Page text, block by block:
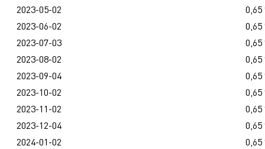
2023-05-02
0,65
2023-06-02
0,65
2023-07-03
0,65
2023-08-02
0,65
2023-09-04
0,65
2023-10-02
0,65
2023-11-02
0,65
2023-12-04
0,65
2024-01-02
0,65